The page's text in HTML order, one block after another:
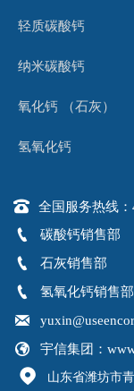
轻质碳酸钙
纳米碳酸钙
氧化钙 （石灰）
氢氧化钙
 全国服务热线
 碳酸钙销售部
 石灰销售部
 氢氧化钙销售部

 宇信集团：
 山东省潍坊市